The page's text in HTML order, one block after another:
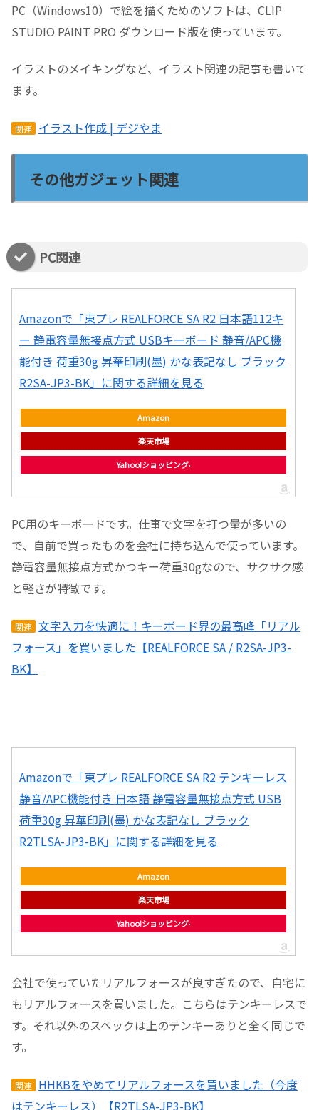
PC（Windows10）で絵を描くためのソフトは、CLIP
STUDIO PAINT PRO ダウンロード版を使っています。
イラストのメイキングなど、イラスト関連の記事も書いて
ます。
関連 イラスト作成 | デジやま
その他ガジェット関連
PC関連
Amazonで「東プレ REALFORCE SA R2 日本語112キ
ー 静電容量無接点方式 USBキーボード 静音/APC機
能付き 荷重30g 昇華印刷(墨) かな表記なし ブラック
R2SA-JP3-BK」に関する詳細を見る
Amazon
楽天市場
Yahoo!ショッピング
PC用のキーボードです。仕事で文字を打つ量が多いの
で、自前で買ったものを会社に持ち込んで使っています。
静電容量無接点方式かつキー荷重30gなので、サクサク感
と軽さが特徴です。
関連 文字入力を快適に！キーボード界の最高峰「リアル
フォース」を買いました【REALFORCE SA / R2SA-JP3-
BK】
Amazonで「東プレ REALFORCE SA R2 テンキーレス
静音/APC機能付き 日本語 静電容量無接点方式 USB
荷重30g 昇華印刷(墨) かな表記なし ブラック
R2TLSA-JP3-BK」に関する詳細を見る
Amazon
楽天市場
Yahoo!ショッピング
会社で使っていたリアルフォースが良すぎたので、自宅に
もリアルフォースを買いました。こちらはテンキーレスで
す。それ以外のスペックは上のテンキーありと全く同じで
す。
関連 HHKBをやめてリアルフォースを買いました（今度
はテンキーレス）【R2TLSA-JP3-BK】